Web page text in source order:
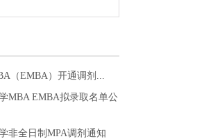
（EMBA）开通调剂...
MBA EMBA拟录取名单公
非全日制MPA调剂通知